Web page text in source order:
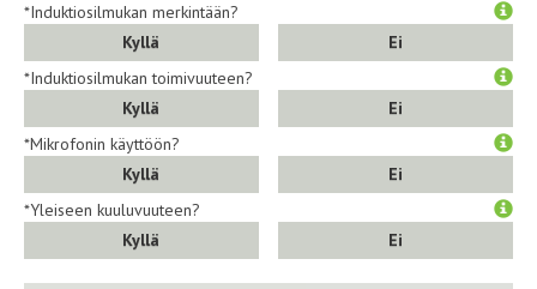
*Induktiosilmukan merkintään?
Kyllä
Ei
*Induktiosilmukan toimivuuteen?
Kyllä
Ei
*Mikrofonin käyttöön?
Kyllä
Ei
*Yleiseen kuuluvuuteen?
Kyllä
Ei